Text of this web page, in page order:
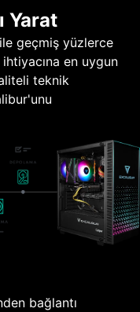
Yarat
geçmiş yüzlerce
en uygun
teknik
bağlantı